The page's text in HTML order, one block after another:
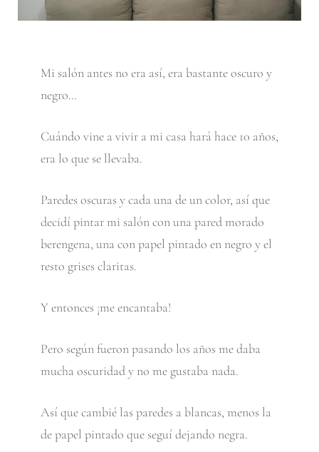
Mi salón antes no era así, era bastante oscuro y
negro…
Cuándo vine a vivir a mi casa hará hace 10 años,
era lo que se llevaba.
Paredes oscuras y cada una de un color, así que
decidí pintar mi salón con una pared morado
berengena, una con papel pintado en negro y el
resto grises claritas.
Y entonces ¡me encantaba!
Pero según fueron pasando los años me daba
mucha oscuridad y no me gustaba nada.
Así que cambié las paredes a blancas, menos la
de papel pintado que seguí dejando negra.